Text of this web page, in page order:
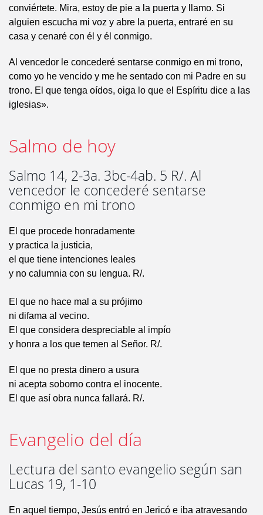
conviértete. Mira, estoy de pie a la puerta y llamo. Si
alguien escucha mi voz y abre la puerta, entraré en su
casa y cenaré con él y él conmigo.
Al vencedor le concederé sentarse conmigo en mi trono,
como yo he vencido y me he sentado con mi Padre en su
trono. El que tenga oídos, oiga lo que el Espíritu dice a las
iglesias».
Salmo de hoy
Salmo 14, 2-3a. 3bc-4ab. 5 R/. Al
vencedor le concederé sentarse
conmigo en mi trono
El que procede honradamente
y practica la justicia,
el que tiene intenciones leales
y no calumnia con su lengua. R/.
El que no hace mal a su prójimo
ni difama al vecino.
El que considera despreciable al impío
y honra a los que temen al Señor. R/.
El que no presta dinero a usura
ni acepta soborno contra el inocente.
El que así obra nunca fallará. R/.
Evangelio del día
Lectura del santo evangelio según san
Lucas 19, 1-10
En aquel tiempo, Jesús entró en Jericó e iba atravesando